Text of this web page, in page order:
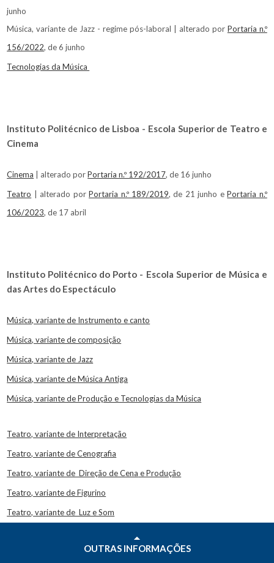
junho
Música, variante de Jazz - regime pós-laboral | alterado por Portaria n.º
156/2022, de 6 junho
Tecnologias da Música
Instituto Politécnico de Lisboa - Escola Superior de Teatro e
Cinema
Cinema | alterado porPortaria n.º 192/2017, de 16 junho
Teatro | alterado porPortaria n.º 189/2019, de 21 junho ePortaria n.º
106/2023, de 17 abril
Instituto Politécnico do Porto - Escola Superior de Música e
das Artes do Espectáculo
Música, variante de Instrumento e canto
Música, variante de composição
Música, variante de Jazz
Música, variante de Música Antiga
Música, variante de Produção e Tecnologias da Música
Teatro, variante de Interpretação
Teatro, variante de Cenografia
Teatro, variante de Direção de Cena e Produção
Teatro, variante de Figurino
Teatro, variante de Luz e Som
OUTRAS INFORMAÇÕES